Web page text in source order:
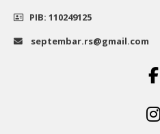
učenja)
količina
PIB: 110249125
septembar.rs@gmail.com